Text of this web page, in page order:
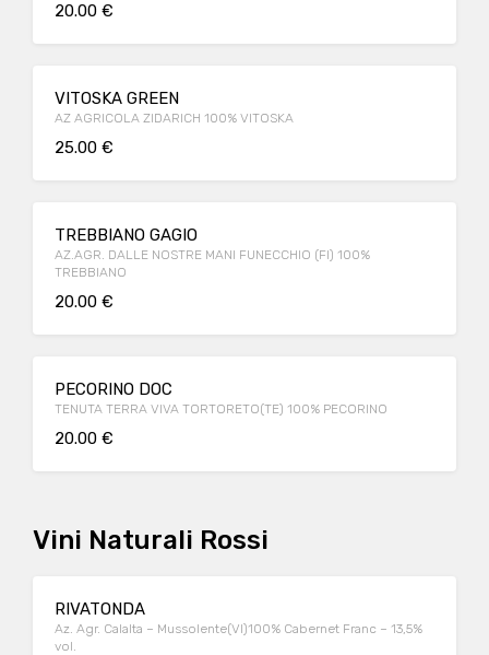
20.00 €
VITOSKA GREEN
AZ AGRICOLA ZIDARICH 100% VITOSKA
25.00 €
TREBBIANO GAGIO
AZ.AGR. DALLE NOSTRE MANI FUNECCHIO (FI) 100%
TREBBIANO
20.00 €
PECORINO DOC
TENUTA TERRA VIVA TORTORETO(TE) 100% PECORINO
20.00 €
Vini Naturali Rossi
RIVATONDA
Az. Agr. Calalta – Mussolente(VI)100% Cabernet Franc – 13,5%
vol.